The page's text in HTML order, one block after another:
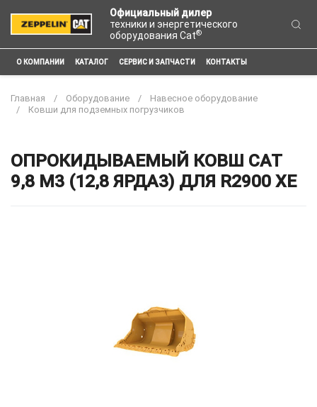
Официальный дилер
техники и энергетического
оборудования Cat®
О КОМПАНИИ КАТАЛОГ СЕРВИС И ЗАПЧАСТИ КОНТАКТЫ
Главная Оборудование
Навесное оборудование
Ковши для подземных погрузчиков
ОПРОКИДЫВАЕМЫЙ КОВШ CAT
9,8 М3 (12,8 ЯРДА3) ДЛЯ R2900 XE